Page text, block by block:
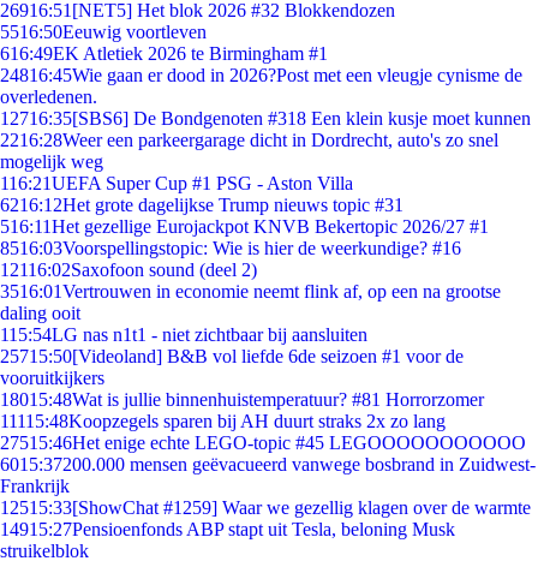
26916:51 [NET5] Het blok 2026 #32 Blokkendozen
5516:50Eeuwig voortleven
616:49EK Atletiek 2026 te Birmingham #1
24816:45Wie gaan er dood in 2026?Post met een vleugje cynisme de
overledenen.
12716:35[SBS6] De Bondgenoten #318 Een klein kusje moet kunnen
2216:28Weer een parkeergarage dicht in Dordrecht, auto's zo snel
mogelijk weg
116:21UEFA Super Cup #1 PSG - Aston Villa
6216:12Het grote dagelijkse Trump nieuws topic #31
516:11Het gezellige Eurojackpot KNVB Bekertopic 2026/27 #1
8516:03Voorspellingstopic: Wie is hier de weerkundige? #16
12116:02Saxofoon sound (deel 2)
3516:01Vertrouwen in economie neemt flink af, op een na grootse
daling ooit
115:54LG nas n1t1 - niet zichtbaar bij aansluiten
25715:50[Videoland] B&B vol liefde 6de seizoen #1 voor de
vooruitkijkers
18015:48Wat is jullie binnenhuistemperatuur? #81 Horrorzomer
11115:48Koopzegels sparen bij AH duurt straks 2x zo lang
27515:46Het enige echte LEGO-topic #45 LEGOOOOOOOOOOO
6015:37200.000 mensen geëvacueerd vanwege bosbrand in Zuidwest-
Frankrijk
12515:33[ShowChat #1259] Waar we gezellig klagen over de warmte
14915:27Pensioenfonds ABP stapt uit Tesla, beloning Musk
struikelblok